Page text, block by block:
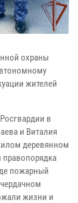
охраны
жителей
в
и Виталия
деревянном
пожарный
жизни и